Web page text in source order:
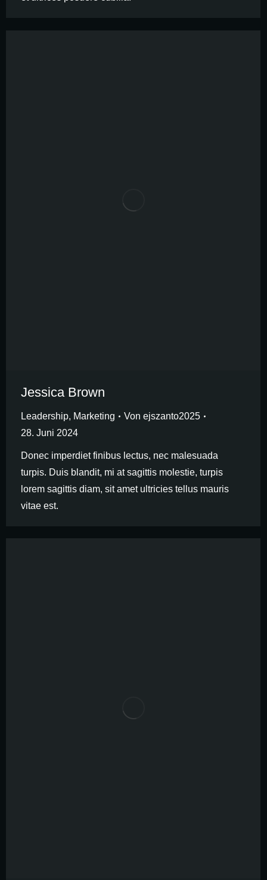
Jessica Brown
Leadership, Marketing Von ejszanto2025
28. Juni 2024
Donec imperdiet finibus lectus, nec malesuada
turpis. Duis blandit, mi at sagittis molestie, turpis
lorem sagittis diam, sit amet ultricies tellus mauris
vitae est.